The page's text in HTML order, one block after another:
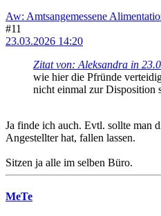
Aw: Amtsangemessene
#11
23.03.2026 14:20
Zitat von: Aleksandra in
wie hier die Pfründe
nicht einmal zur Disposition
Ja finde ich auch. Evtl. sollte man
Angestellter hat, fallen lassen.
Sitzen ja alle im selben Büro.
MeTe